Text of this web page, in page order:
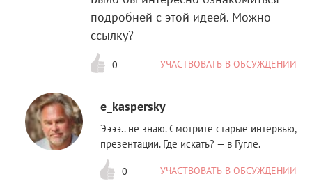
подробней с этой идеей. Можно
ссылку?
0 УЧАСТВОВАТЬ В ОБСУЖДЕНИИ
e_kaspersky
Ээээ.. не знаю. Смотрите старые интервью,
презентации. Где искать? — в Гугле.
0 УЧАСТВОВАТЬ В ОБСУЖДЕНИИ